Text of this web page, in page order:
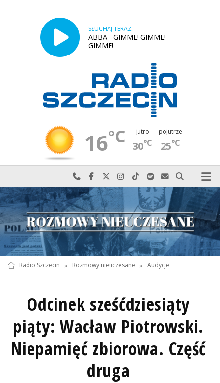
SŁUCHAJ TERAZ
ABBA - GIMME! GIMME!
GIMME!
16°C jutro
30°C
pojutrze
25°C
Najlepiej po prostu do nas zadzwoń
Odwiedź nas na Facebook-u
Odwiedź nas na X
Odwiedź nas na Instagram-ie
Odwiedź nas na TikTok-u
Szukaj nas na Spotify
Wyślij do nas
Szukaj
Radio Szczecin » Rozmowy nieuczesane » Audycje
Odcinek sześćdziesiąty
piąty: Wacław Piotrowski.
Niepamięć zbiorowa. Część
druga